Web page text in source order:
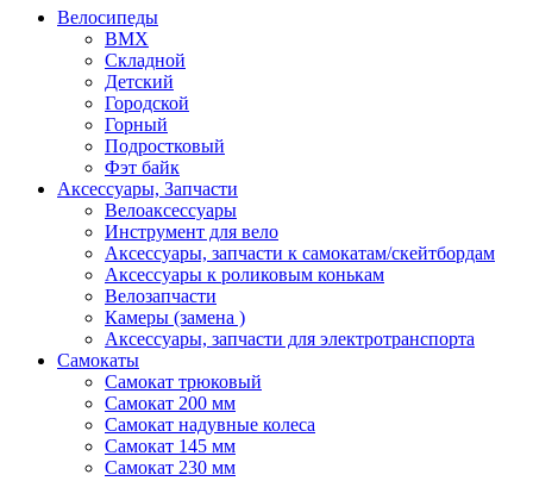
Велосипеды
BMX
Складной
Детский
Городской
Горный
Подростковый
Фэт байк
Аксессуары, Запчасти
Велоаксессуары
Инструмент для вело
Аксессуары, запчасти к самокатам/скейтбордам
Аксессуары к роликовым конькам
Велозапчасти
Камеры (замена )
Аксессуары, запчасти для электротранспорта
Самокаты
Самокат трюковый
Самокат 200 мм
Самокат надувные колеса
Самокат 145 мм
Самокат 230 мм